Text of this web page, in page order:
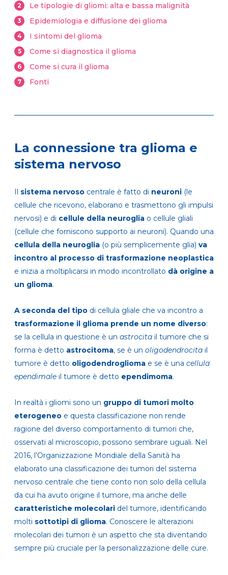
2 Le tipologie di gliomi: alta e bassa malignità
3 Epidemiologia e diffusione dei glioma
4 I sintomi del glioma
5 Come si diagnostica il glioma
6 Come si cura il glioma
7 Fonti
La connessione tra glioma e
sistema nervoso
sistema nervoso centrale è fatto di neuroni (le
cellule che ricevono, elaborano e trasmettono gli impulsi
nervosi) e di cellule della neuroglia o cellule gliali
(cellule che forniscono supporto ai neuroni). Quando una
cellula della neuroglia (o più semplicemente glia) va
incontro al processo di trasformazione neoplastica
e inizia a moltiplicarsi in modo incontrollato dà origine a
un glioma.
A seconda del tipo di cellula gliale che va incontro a
trasformazione il glioma prende un nome diverso:
se la cellula in questione è un astrocita il tumore che si
forma è detto astrocitoma, se è un oligodendrocita il
tumore è detto oligodendroglioma e se è una cellula
ependimale il tumore è detto ependimoma.
In realtà i gliomi sono un gruppo di tumori molto
eterogeneo e questa classificazione non rende
ragione del diverso comportamento di tumori che,
osservati al microscopio, possono sembrare uguali. Nel
2016, l’Organizzazione Mondiale della Sanità ha
elaborato una classificazione dei tumori del sistema
nervoso centrale che tiene conto non solo della cellula
da cui ha avuto origine il tumore, ma anche delle
caratteristiche molecolari del tumore, identificando
molti sottotipi di glioma. Conoscere le alterazioni
molecolari dei tumori è un aspetto che sta diventando
sempre più cruciale per la personalizzazione delle cure.